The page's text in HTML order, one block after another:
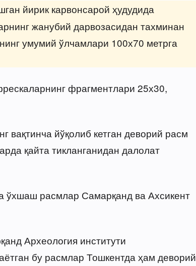
йирик карвонсарой ҳудудида
жанубий дарвозасидан тахминан
умумий ўлчамлари 100х70 метрга
фрагментлари 25х30,
вақтинча йўқолиб кетган деворий расм
қайта тикланганидан далолат
ўхшаш расмлар Самарқанд ва Ахсикент
Археология институти
бу расмлар Тошкентда ҳам деворий